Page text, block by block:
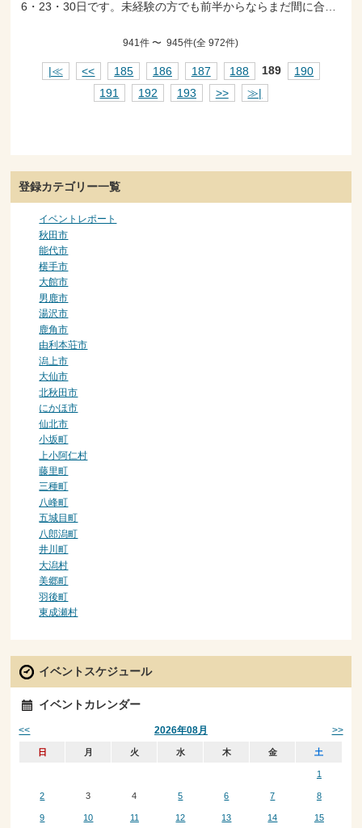
6・23・30日です。未経験の方でも前半からならまだ間に合…
941件 〜 945件(全 972件)
|≪ << 185 186 187 188 189
190
191
192 193 >> ≫|
登録カテゴリー一覧
イベントレポート
秋田市
能代市
横手市
大館市
男鹿市
湯沢市
鹿角市
由利本荘市
潟上市
大仙市
北秋田市
にかほ市
仙北市
小坂町
上小阿仁村
藤里町
三種町
八峰町
五城目町
八郎潟町
井川町
大潟村
美郷町
羽後町
東成瀬村
イベントスケジュール
イベントカレンダー
2026年08月
<< >>
日 月 火 水 木 金 土
1
2 3 4 5 6 7 8
9 10 11 12 13 14 15